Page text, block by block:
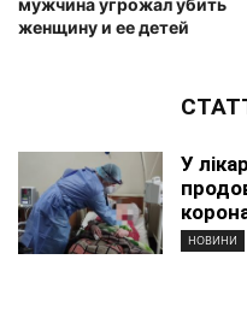
женщину и ее детей
У
НОВИНИ